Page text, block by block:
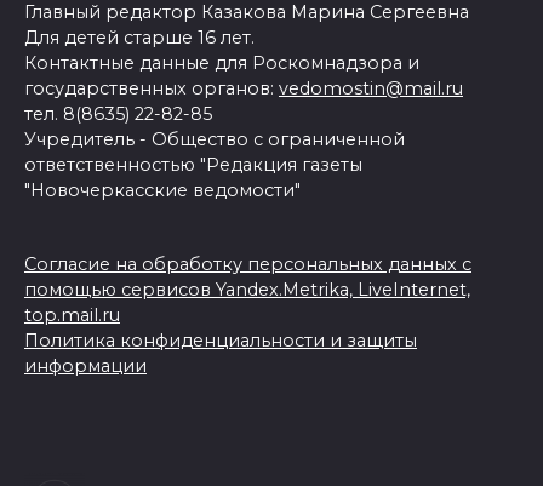
Главный редактор Казакова Марина Сергеевна
Для детей старше 16 лет.
Контактные данные для Роскомнадзора и
государственных органов: vedomostin@mail.ru
тел. 8(8635) 22-82-85
Учредитель - Общество с ограниченной
ответственностью "Редакция газеты
"Новочеркасские ведомости"
Согласие на обработку персональных данных с
помощью сервисов Yandex.Metrika, LiveInternet,
top.mail.ru
Политика конфиденциальности и защиты
информации